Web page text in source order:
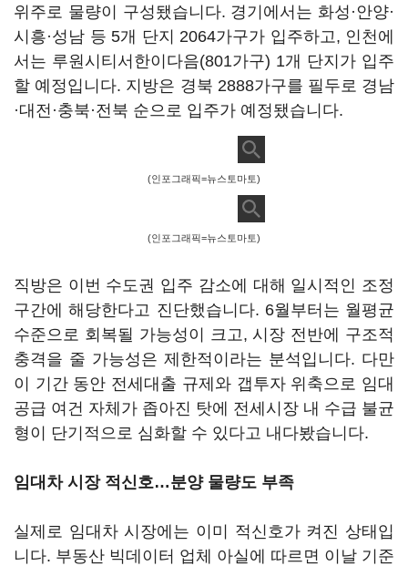
위주로 물량이 구성됐습니다. 경기에서는 화성·안양·
시흥·성남 등 5개 단지 2064가구가 입주하고, 인천에
서는 루원시티서한이다음(801가구) 1개 단지가 입주
할 예정입니다. 지방은 경북 2888가구를 필두로 경남
·대전·충북·전북 순으로 입주가 예정됐습니다.
(인포그래픽=뉴스토마토)
(인포그래픽=뉴스토마토)
직방은 이번 수도권 입주 감소에 대해 일시적인 조정
구간에 해당한다고 진단했습니다. 6월부터는 월평균
수준으로 회복될 가능성이 크고, 시장 전반에 구조적
충격을 줄 가능성은 제한적이라는 분석입니다. 다만
이 기간 동안 전세대출 규제와 갭투자 위축으로 임대
공급 여건 자체가 좁아진 탓에 전세시장 내 수급 불균
형이 단기적으로 심화할 수 있다고 내다봤습니다.
임대차 시장 적신호…분양 물량도 부족
실제로 임대차 시장에는 이미 적신호가 켜진 상태입
니다. 부동산 빅데이터 업체 아실에 따르면 이날 기준